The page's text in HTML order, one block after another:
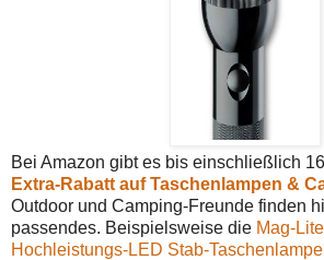
Bei Amazon gibt es bis einschließlich
Extra-Rabatt auf Taschenlampen &
Outdoor und Camping-Freunde finden
passendes. Beispielsweise die Mag-
Hochleistungs-LED Stab-